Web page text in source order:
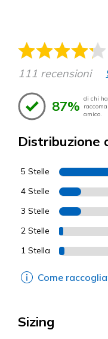
111 recensioni
87% di chi
amico.
Distribuzione
5 Stelle
4 Stelle
3 Stelle
2 Stelle
1 Stella
Come
Sizing